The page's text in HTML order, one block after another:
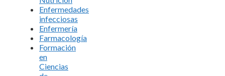
Enfermedades
infecciosas
Enfermería
Farmacología
Formación
en
Ciencias